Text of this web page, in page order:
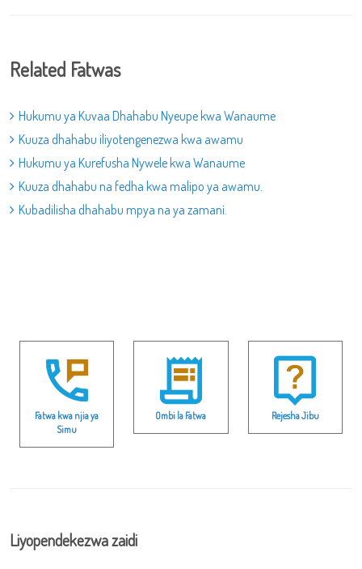
Related Fatwas
Hukumu ya Kuvaa Dhahabu Nyeupe kwa Wanaume
Kuuza dhahabu iliyotengenezwa kwa awamu
Hukumu ya Kurefusha Nywele kwa Wanaume
Kuuza dhahabu na fedha kwa malipo ya awamu.
Kubadilisha dhahabu mpya na ya zamani.
Fatwa kwa njia ya
Simu
Ombi la Fatwa Rejesha Jibu
Liyopendekezwa zaidi